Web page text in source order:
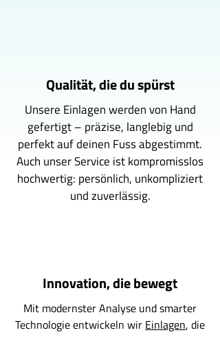
Qualität, die du spürst
Unsere Einlagen werden von Hand
gefertigt – präzise, langlebig und
perfekt auf deinen Fuss abgestimmt.
Auch unser Service ist kompromisslos
hochwertig: persönlich, unkompliziert
und zuverlässig.
Innovation, die bewegt
Mit modernster Analyse und smarter
Technologie entwickeln wir Einlagen, die